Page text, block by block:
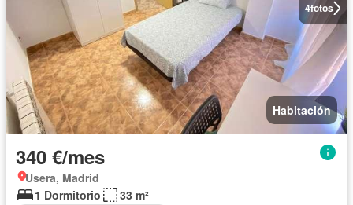
4fotos
Habitación
340 €/mes
Usera, Madrid
1 Dormitorio
33 m²